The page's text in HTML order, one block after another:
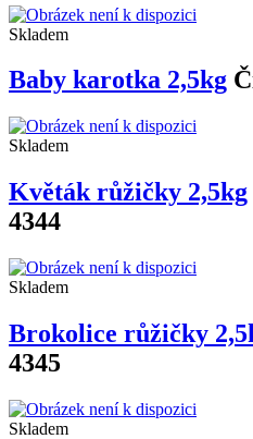
Skladem
Baby karotka 2,5kg
Skladem
Květák růžičky 2,5kg
4344
Skladem
Brokolice růžičky
4345
Skladem